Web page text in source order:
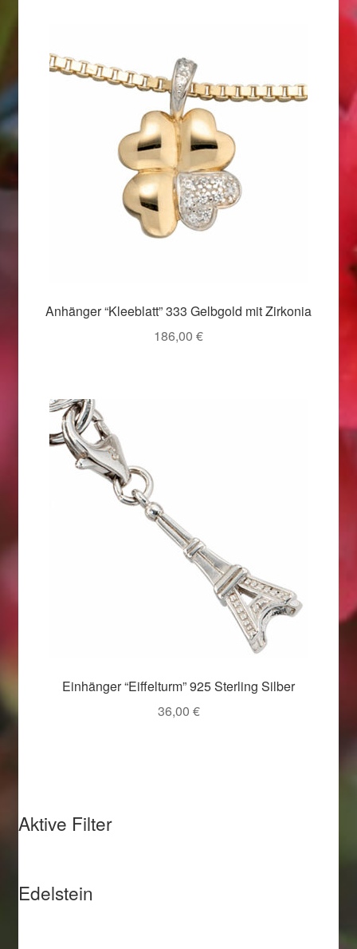
Valentinstag Geschenke
Weihnachtsangebote 2015
Weihnachtsangebote 2018
Weihnachtsangebote 2020
Weihnachtsangebote 2021
Woocommerce Predictive Search
Anhänger “Kleeblatt” 333 Gelbgold mit Zirkonia
186,00 €
Einhänger “Eiffelturm” 925 Sterling Silber
36,00 €
Aktive Filter
Edelstein